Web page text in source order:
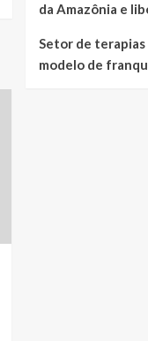
da Amazônia e
Setor de
modelo de